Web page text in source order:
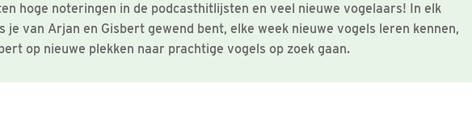
hoge noteringen in de podcasthitlijsten en veel nieuwe vogelaars! In elk
je van Arjan en Gisbert gewend bent, elke week nieuwe vogels leren kennen,
op nieuwe plekken naar prachtige vogels op zoek gaan.